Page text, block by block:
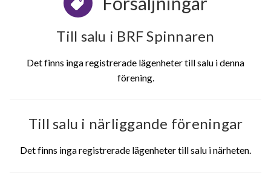
Till salu i BRF Spinnaren
Det finns inga registrerade lägenheter till salu i denna
förening.
Till salu i närliggande föreningar
Det finns inga registrerade lägenheter till salu i närheten.